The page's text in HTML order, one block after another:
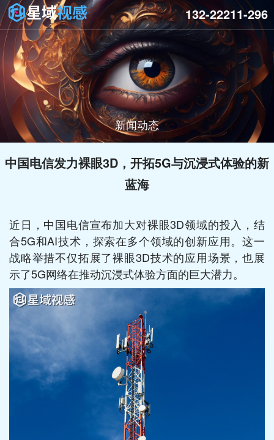
新闻动态
132-22211-296
中国电信发力裸眼3D，开拓5G与沉浸式体验的新
蓝海
近日，中国电信宣布加大对裸眼3D领域的投入，结
合5G和AI技术，探索在多个领域的创新应用。这一
战略举措不仅拓展了裸眼3D技术的应用场景，也展
示了5G网络在推动沉浸式体验方面的巨大潜力。